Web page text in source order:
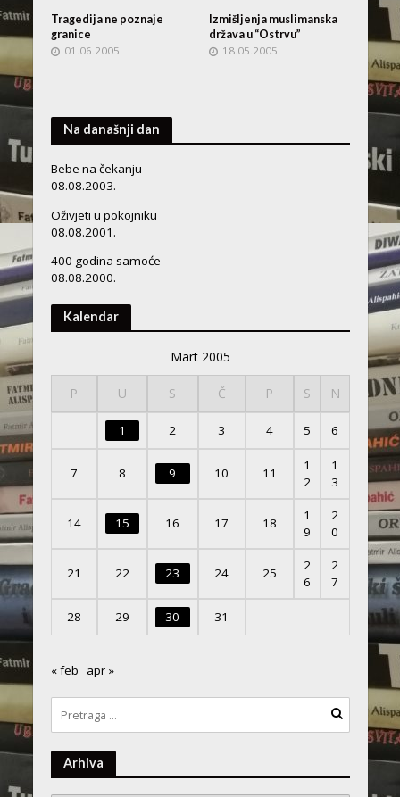
Tragedija ne poznaje
granice
01.06.2005.
Izmišljenja muslimanska
država u “Ostrvu”
18.05.2005.
Na današnji dan
Bebe na čekanju
08.08.2003.
Oživjeti u pokojniku
08.08.2001.
400 godina samoće
08.08.2000.
Kalendar
Mart 2005
P U S Č P S N
1 2 3 4 5 6
7 8 9 10 11
1
2
1
3
14 15 16 17 18
1
9
2
0
21 22 23 24 25
2
6
2
7
28 29 30 31
« feb apr »
Arhiva